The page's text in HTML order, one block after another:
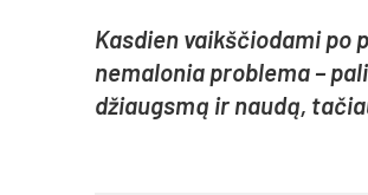
Kas­dien vaikš­čio­da­mi po
ne­ma­lo­nia pro­ble­ma –
džiaugs­mą ir nau­dą,